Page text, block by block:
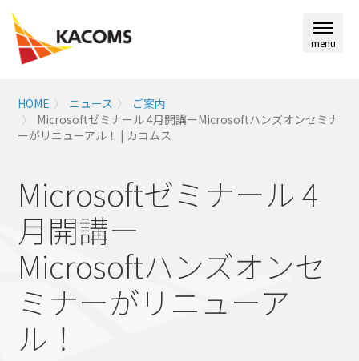
menu
HOME ニュース
ご案内
Microsoftゼミナール 4月開講ーMicrosoftハンズオンセミナ
ーがリニューアル！ | カコムス
Microsoftゼミナール 4
月開講ー
Microsoftハンズオンセ
ミナーがリニューア
ル！